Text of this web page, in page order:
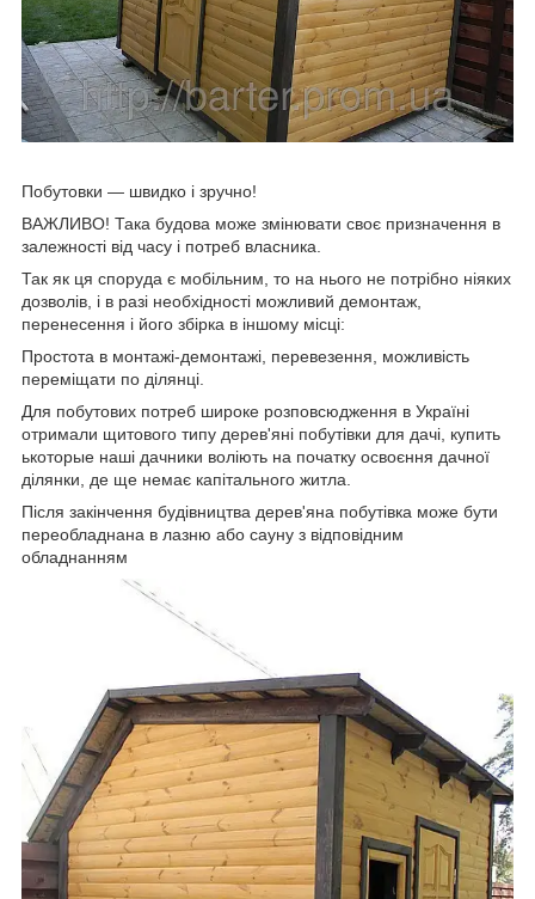
Побутовки ― швидко і зручно!
ВАЖЛИВО! Така будова може змінювати своє призначення в
залежності від часу і потреб власника.
Так як ця споруда є мобільним, то на нього не потрібно ніяких
дозволів, і в разі необхідності можливий демонтаж,
перенесення і його збірка в іншому місці:
Простота в монтажі-демонтажі, перевезення, можливість
переміщати по ділянці.
Для побутових потреб широке розповсюдження в Україні
отримали щитового типу дерев'яні побутівки для дачі, купить
ькоторые наші дачники воліють на початку освоєння дачної
ділянки, де ще немає капітального житла.
Після закінчення будівництва дерев'яна побутівка може бути
переобладнана в лазню або сауну з відповідним
обладнанням